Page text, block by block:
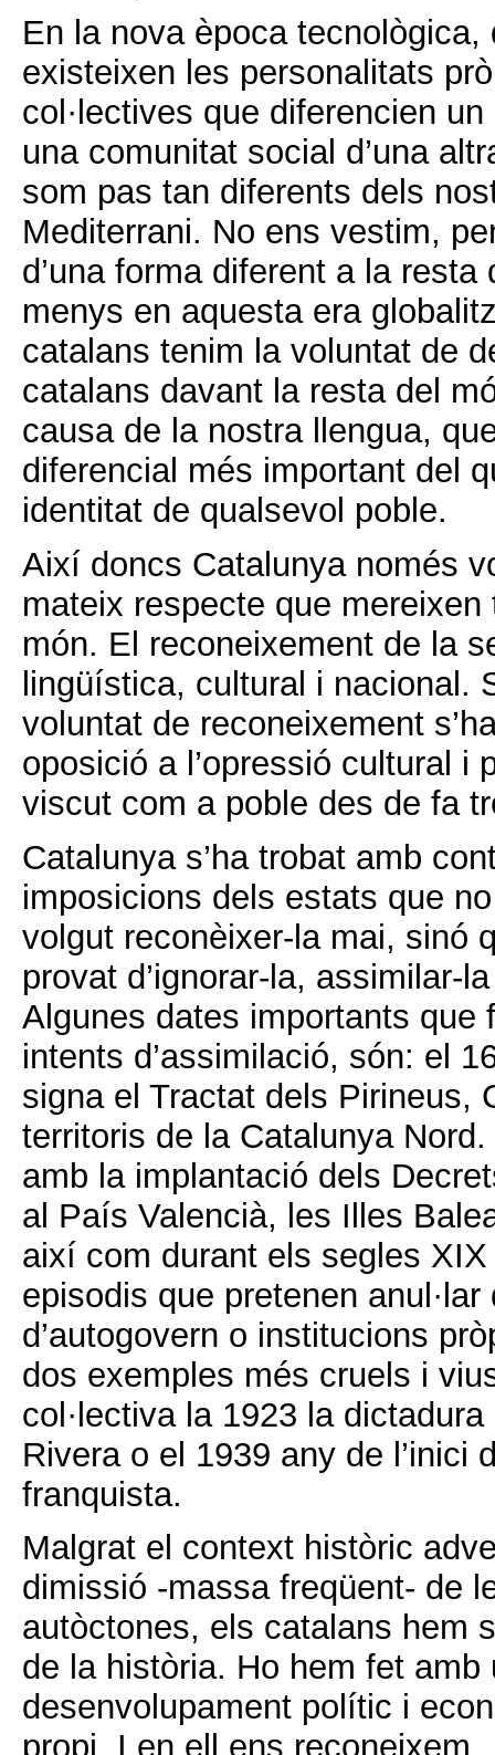
En la nova època tecnològica,
existeixen les personalitats
col·lectives que diferencien un
una comunitat social d’una
som pas tan diferents dels
Mediterrani. No ens vestim,
d’una forma diferent a la resta
menys en aquesta era
catalans tenim la voluntat de
catalans davant la resta del
causa de la nostra llengua,
diferencial més important del
identitat de qualsevol poble.
Així doncs Catalunya només
mateix respecte que
món. El reconeixement de la
lingüística, cultural i nacional.
voluntat de reconeixement
oposició a l’opressió cultural i
viscut com a poble des de fa
Catalunya s’ha trobat amb
imposicions dels estats que
volgut reconèixer-la mai, sinó
provat d’ignorar-la, assimilar-
Algunes dates importants que
intents d’assimilació, són: el
signa el Tractat dels Pirineus,
territoris de la Catalunya
amb la implantació dels
al País Valencià, les Illes
així com durant els segles
episodis que pretenen
d’autogovern o institucions
dos exemples més cruels i
col·lectiva la 1923 la
Rivera o el 1939 any de l’inici
franquista.
Malgrat el context històric
dimissió -massa freqüent- de
autòctones, els catalans hem
de la història. Ho hem fet amb
desenvolupament polític i
propi. I en ell ens reconeixem.